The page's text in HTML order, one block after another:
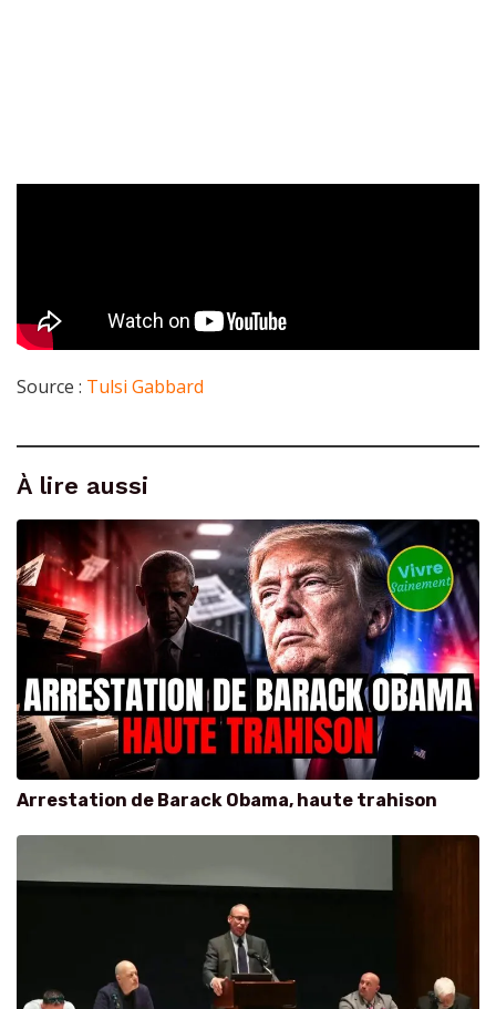
Source : Tulsi Gabbard
À lire aussi
Arrestation de Barack Obama, haute trahison